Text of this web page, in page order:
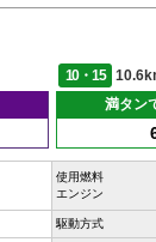
10・15
満タン
使用燃料
エンジン
駆動方式